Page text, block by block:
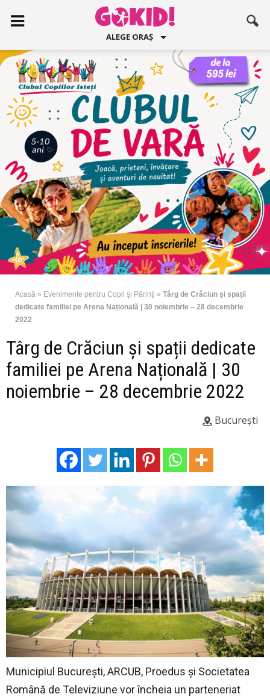
ALEGE ORAȘ
Acasă » Evenimente pentru Copii şi Părinţi » Târg de Crăciun și spații
dedicate familiei pe Arena Națională | 30 noiembrie – 28 decembrie
2022
Târg de Crăciun și spații dedicate
familiei pe Arena Națională | 30
noiembrie – 28 decembrie 2022
București
Municipiul Bucureşti, ARCUB, Proedus şi Societatea
Română de Televiziune vor încheia un parteneriat